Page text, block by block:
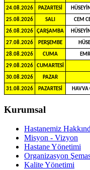
24.08.2026 PAZARTESİ
25.08.2026 SALI CEM
26.08.2026 ÇARŞAMBA
27.08.2026 PERŞEMBE
28.08.2026 CUMA
29.08.2026 CUMARTESİ
30.08.2026 PAZAR
31.08.2026 PAZARTESİ HAVVA
Kurumsal
Hastanemiz
Misyon - Vizyon
Hastane Yönetimi
Organizasyon
Kalite Yönetimi